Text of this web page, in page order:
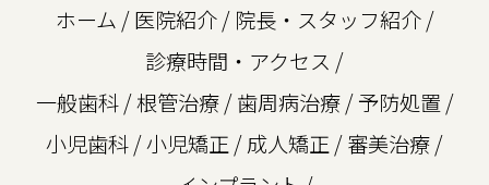
ホーム /医院紹介/ 院長・スタッフ紹介/
診療時間・アクセス /
一般歯科/根管治療/歯周病治療/予防処置 /
小児歯科/小児矯正/成人矯正/審美治療/